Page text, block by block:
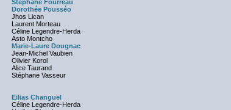
Stéphane Fourreau
Dorothée Pousséo
Jhos Lican
Laurent Morteau
Céline Legendre-Herda
Asto Montcho
Marie-Laure Dougnac
Jean-Michel Vaubien
Olivier Korol
Alice Taurand
Stéphane Vasseur
Eilias Changuel
Céline Legendre-Herda